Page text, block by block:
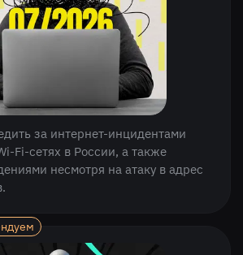
за интернет-инцидентами
Fi-сетях в России, а также
несмотря на атаку в адрес